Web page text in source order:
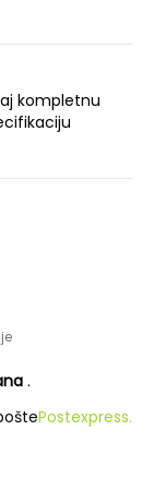
kompletnu
.
Postexpress.